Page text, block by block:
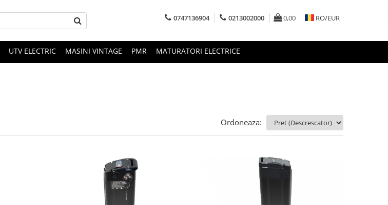
0747136904 0213002000 0,00 RO/EUR
UTV ELECTRIC MASINI VINTAGE PMR MATURATORI ELECTRICE
Ordoneaza: